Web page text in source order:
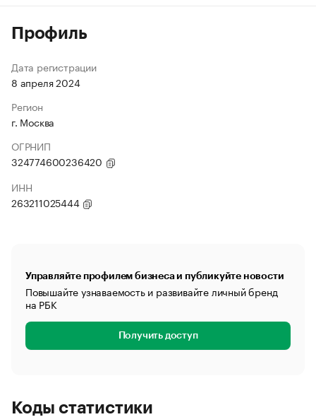
Профиль
Дата регистрации
8 апреля 2024
Регион
г. Москва
ОГРНИП
324774600236420
ИНН
263211025444
Управляйте профилем бизнеса и публикуйте новости
Повышайте узнаваемость и развивайте личный бренд
на РБК
Получить доступ
Коды статистики